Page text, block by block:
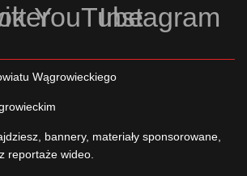
YouTubeInstagram
Wągrowieckiego
bannery, materiały sponsorowane,
reportaże wideo.